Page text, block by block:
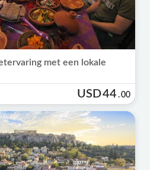
met een lokale
USD44 .00